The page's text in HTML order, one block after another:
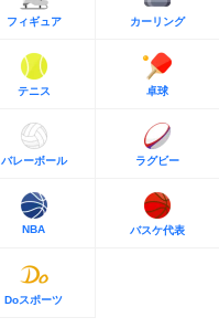
フィギュア カーリング
テニス 卓球
バレーボール ラグビー
NBA バスケ代表
Doスポーツ